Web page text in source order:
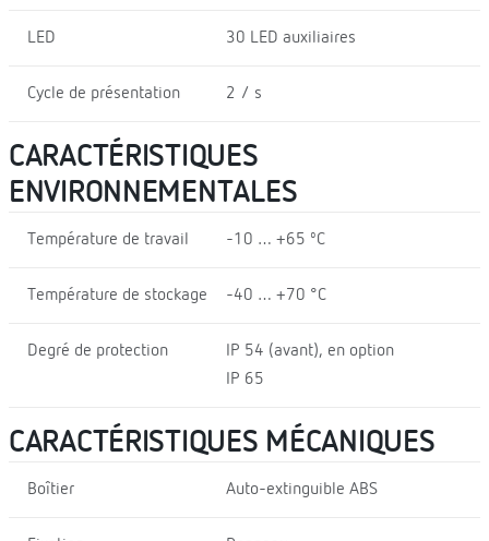
LED 30 LED auxiliaires
Cycle de présentation 2 / s
CARACTÉRISTIQUES
ENVIRONNEMENTALES
Température de travail -10 … +65 ºC
Température de stockage -40 … +70 °C
Degré de protection
IP 54 (avant), en option
IP 65
CARACTÉRISTIQUES MÉCANIQUES
Boîtier Auto-extinguible ABS